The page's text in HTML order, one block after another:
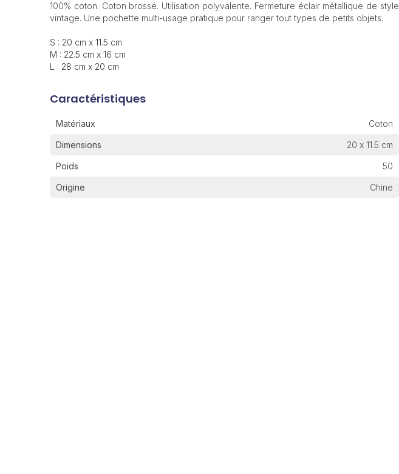
100% coton. Coton brossé. Utilisation polyvalente. Fermeture éclair métallique de style
vintage. Une pochette multi-usage pratique pour ranger tout types de petits objets.
S : 20 cm x 11.5 cm
M : 22.5 cm x 16 cm
L : 28 cm x 20 cm
Caractéristiques
Matériaux Coton
Dimensions 20 x 11.5 cm
Poids 50
Origine Chine